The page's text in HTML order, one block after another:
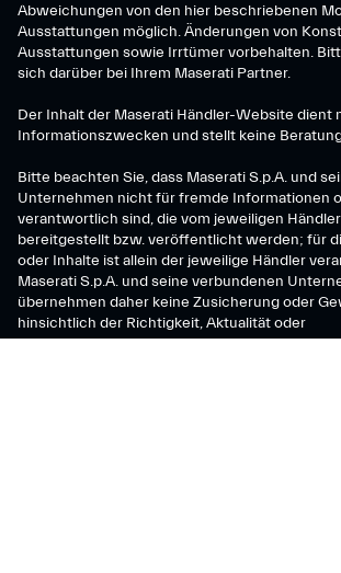
Abweichungen von den hier beschriebenen
Ausstattungen möglich. Änderungen von
Ausstattungen sowie Irrtümer vorbehalten.
sich darüber bei Ihrem Maserati Partner.
Der Inhalt der Maserati Händler-Website dient
Informationszwecken und stellt keine
Bitte beachten Sie, dass Maserati S.p.A. und
Unternehmen nicht für fremde Informationen
verantwortlich sind, die vom jeweiligen
bereitgestellt bzw. veröffentlicht werden; für
oder Inhalte ist allein der jeweilige Händler
Maserati S.p.A. und seine verbundenen
übernehmen daher keine Zusicherung oder
hinsichtlich der Richtigkeit, Aktualität oder
Verwendungsmöglichkeit dieser Inhalte.